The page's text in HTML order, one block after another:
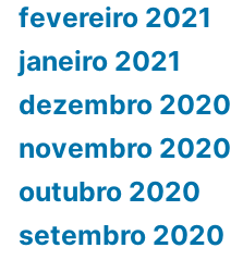
fevereiro 2021
janeiro 2021
dezembro 2020
novembro 2020
outubro 2020
setembro 2020